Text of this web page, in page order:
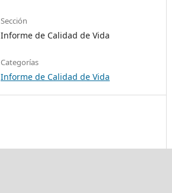
Sección
Informe de Calidad de Vida
Categorías
Informe de Calidad de Vida